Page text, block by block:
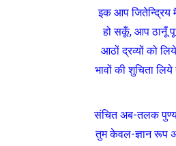
इक आप जितेन्द्रिय
हो सकूँ, आप ठानूँ
आठों द्रव्यों को
भावों की शुचिता
संचित अब-तलक
तुम केवल-ज्ञान रूप